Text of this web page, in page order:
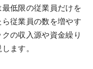
低限の従業員だけを
従業員の数を増やす
の収入源や資金繰り
ます。